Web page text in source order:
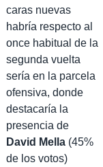
caras nuevas
habría respecto al
once habitual de la
segunda vuelta
sería en la parcela
ofensiva, donde
destacaría la
presencia de
David Mella (45%
de los votos)